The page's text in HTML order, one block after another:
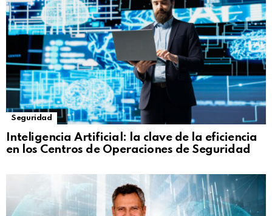
Seguridad
Inteligencia Artificial: la clave de la eficiencia
en los Centros de Operaciones de Seguridad